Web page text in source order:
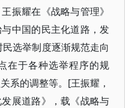
振耀在《战略与管理》
中国的民主化道路，发
选举制度逐渐规范走向
在于各种选举程序的规
系的调整等。[王振耀，
展道路》，载《战略与